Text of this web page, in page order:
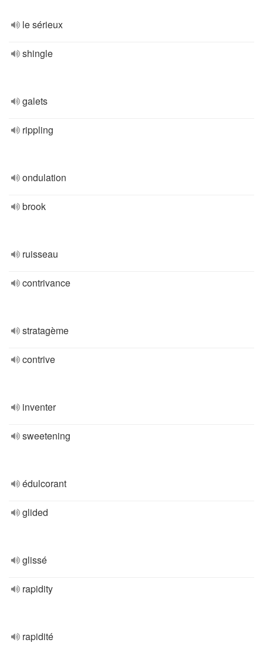
le sérieux
shingle
galets
rippling
ondulation
brook
ruisseau
contrivance
stratagème
contrive
inventer
sweetening
édulcorant
glided
glissé
rapidity
rapidité